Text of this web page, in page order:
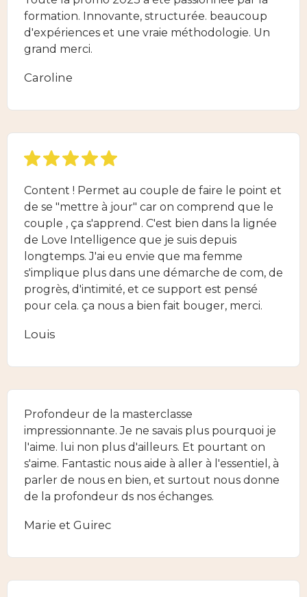
formation. Innovante, structurée. beaucoup
d'expériences et une vraie méthodologie. Un
grand merci.
Caroline
Content ! Permet au couple de faire le point et
de se "mettre à jour" car on comprend que le
couple , ça s'apprend. C'est bien dans la lignée
de Love Intelligence que je suis depuis
longtemps. J'ai eu envie que ma femme
s'implique plus dans une démarche de com, de
progrès, d'intimité, et ce support est pensé
pour cela. ça nous a bien fait bouger, merci.
Louis
Profondeur de la masterclasse
impressionnante. Je ne savais plus pourquoi je
l'aime. lui non plus d'ailleurs. Et pourtant on
s'aime. Fantastic nous aide à aller à l'essentiel, à
parler de nous en bien, et surtout nous donne
de la profondeur ds nos échanges.
Marie et Guirec